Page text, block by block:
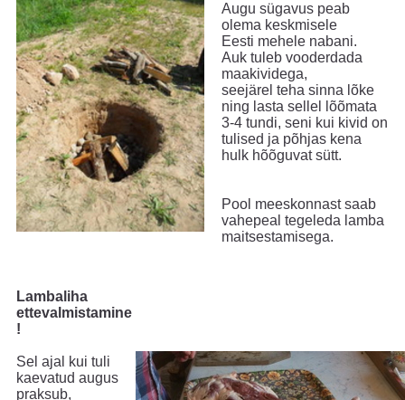
Augu sügavus peab
olema keskmisele
Eesti mehele nabani.
Auk tuleb vooderdada
maakividega,
seejärel teha sinna lõke
ning lasta sellel lõõmata
3-4 tundi, seni kui kivid on
tulised ja põhjas kena
hulk hõõguvat sütt.
Pool meeskonnast saab
vahepeal tegeleda lamba
maitsestamisega.
Lambaliha
ettevalmistamine
!
Sel ajal kui tuli
kaevatud augus
praksub,